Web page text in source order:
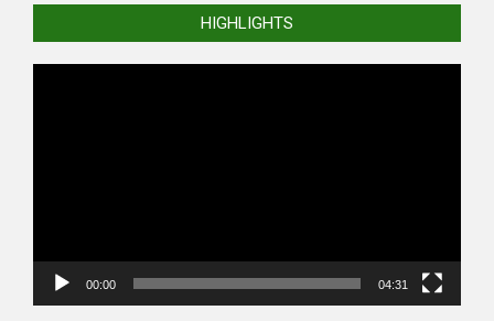
HIGHLIGHTS
00:00 04:31